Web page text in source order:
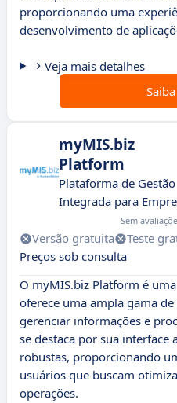
proporcionando uma
desenvolvimento de
Veja mais detalhes
myMIS.biz
Platform
Plataforma de Gestão
Integrada para
Sem
Versão gratuita Teste
Preços sob consulta
O myMIS.biz Platform é
oferece uma ampla gama
gerenciar informações e
se destaca por sua interface
robustas, proporcionando
usuários que buscam
operações.